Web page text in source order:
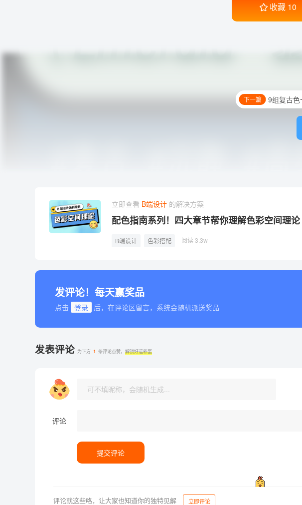
收藏 10
下一篇 9组复古色
立即查看 B端设计 的解决方案
配色指南系列！四大章节帮你理解色彩空间理论
B端设计 色彩搭配 阅读 3.3w
发评论！每天赢奖品
点击 登录 后，在评论区留言，系统会随机派送奖品
发表评论 为下方 1 条评论点赞， 解锁好运彩蛋
评论
提交评论
评论就这些咯，让大家也知道你的独特见解 立即评论